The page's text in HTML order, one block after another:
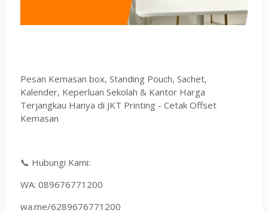
Pesan Kemasan box, Standing Pouch, Sachet,
Kalender, Keperluan Sekolah & Kantor Harga
Terjangkau Hanya di JKT Printing - Cetak Offset
Kemasan
📞 Hubungi Kami:
WA: 089676771200
wa.me/6289676771200